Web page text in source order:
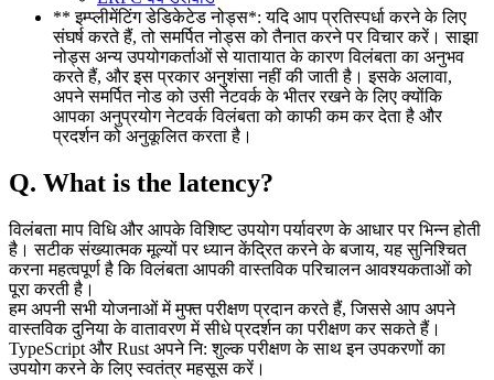
** इम्प्लीमेंटिंग डेडिकेटेड नोड्स*: यदि आप प्रतिस्पर्धा करने के लिए
संघर्ष करते हैं, तो समर्पित नोड्स को तैनात करने पर विचार करें। साझा
नोड्स अन्य उपयोगकर्ताओं से यातायात के कारण विलंबता का अनुभव
करते हैं, और इस प्रकार अनुशंसा नहीं की जाती है। इसके अलावा,
अपने समर्पित नोड को उसी नेटवर्क के भीतर रखने के लिए क्योंकि
आपका अनुप्रयोग नेटवर्क विलंबता को काफी कम कर देता है और
प्रदर्शन को अनुकूलित करता है।
Q. What is the latency?
विलंबता माप विधि और आपके विशिष्ट उपयोग पर्यावरण के आधार पर भिन्न होती
है। सटीक संख्यात्मक मूल्यों पर ध्यान केंद्रित करने के बजाय, यह सुनिश्चित
करना महत्वपूर्ण है कि विलंबता आपकी वास्तविक परिचालन आवश्यकताओं को
पूरा करती है।
हम अपनी सभी योजनाओं में मुफ्त परीक्षण प्रदान करते हैं, जिससे आप अपने
वास्तविक दुनिया के वातावरण में सीधे प्रदर्शन का परीक्षण कर सकते हैं।
TypeScript और Rust अपने नि: शुल्क परीक्षण के साथ इन उपकरणों का
उपयोग करने के लिए स्वतंत्र महसूस करें।